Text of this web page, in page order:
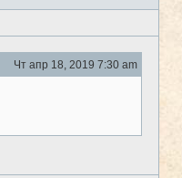
Чт апр 18, 2019 7:30 am